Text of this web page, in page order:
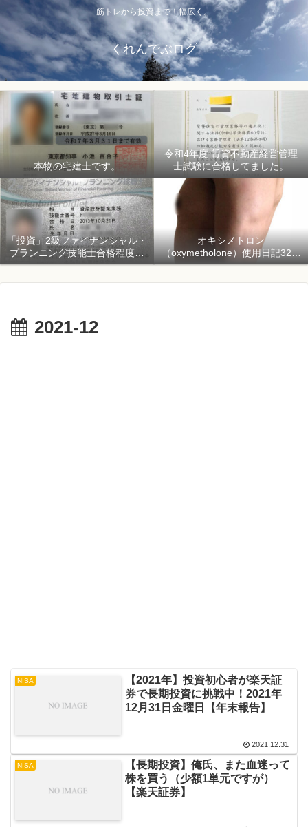
筋トレから投資まで！幅広く。
くれんでぶログ
本物の宅建士です。
令和4年度 賃貸不動産経営管理
士試験に合格してました。
「投資」2級ファイナンシャル・
プランニング技能士合格程度で
ようやく初心者「資産形成」
オキシメトロン
（oxymetholone）使用日記32日
目「骨格筋量増量開始150日目」
2021-12
NISA
【2021年】投資初心者が楽天証
券で長期投資に挑戦中！2021年
12月31日金曜日【年末報告】
2021.12.31
NISA
【長期投資】俺氏、また血迷って
株を買う（少額1単元ですが）
【楽天証券】